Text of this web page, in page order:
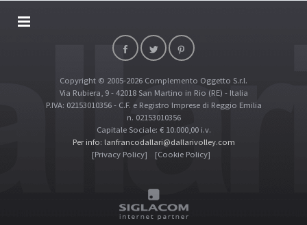
DALLARIVOLLEY SOSTIENE
TOP RICERCHE
SITE MAP
Copyright © 2005-2026 Complemento Oggetto S.r.l.
Via Rubiera, 9 - 42018 San Martino in Rio (RE) - Italia
P.IVA: 02153010356 - C.F. e Registro Imprese di Reggio Emilia
n. 02153010356
Capitale Sociale: € 10.000,00 i.v.
Per info: lanfrancodallari@dallarivolley.com
[Privacy Policy]
[Cookie Policy]